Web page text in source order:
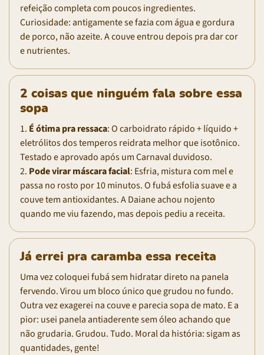
refeição completa com poucos ingredientes.
Curiosidade: antigamente se fazia com água e gordura
de porco, não azeite. A couve entrou depois pra dar cor
e nutrientes.
2 coisas que ninguém fala sobre essa
sopa
1. É ótima pra ressaca: O carboidrato rápido + líquido +
eletrólitos dos temperos reidrata melhor que isotônico.
Testado e aprovado após um Carnaval duvidoso.
2. Pode virar máscara facial: Esfria, mistura com mel e
passa no rosto por 10 minutos. O fubá esfolia suave e a
couve tem antioxidantes. A Daiane achou nojento
quando me viu fazendo, mas depois pediu a receita.
Já errei pra caramba essa receita
Uma vez coloquei fubá sem hidratar direto na panela
fervendo. Virou um bloco único que grudou no fundo.
Outra vez exagerei na couve e parecia sopa de mato. E a
pior: usei panela antiaderente sem óleo achando que
não grudaria. Grudou. Tudo. Moral da história: sigam as
quantidades, gente!